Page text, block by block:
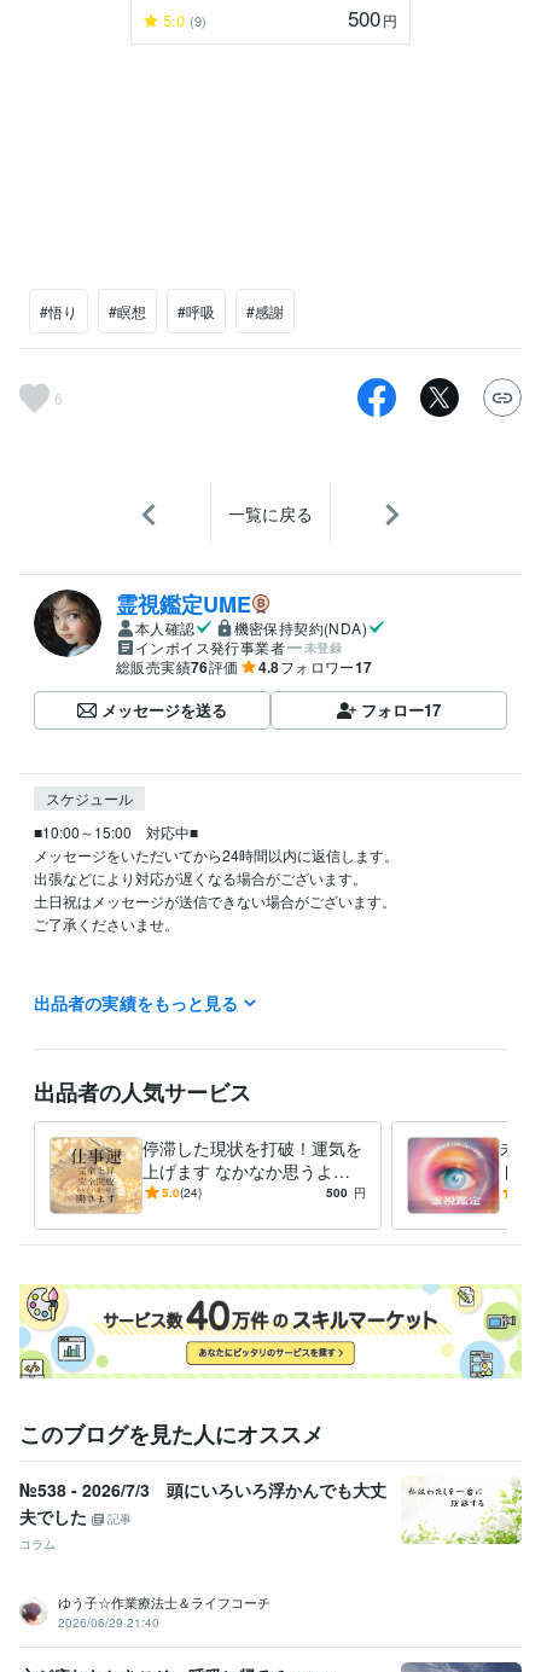
5.0 (9) 500円
#悟り #瞑想 #呼吸 #感謝
6
一覧に戻る
霊視鑑定UME
本人確認
機密保持契約(NDA)
インボイス発行事業者
未登録
総販売実績76評価 4.8フォロワー17
メッセージを送る フォロー17
スケジュール
■10:00～15:00　対応中■
メッセージをいただいてから24時間以内に返信します。
出張などにより対応が遅くなる場合がございます。
土日祝はメッセージが送信できない場合がございます。
ご了承くださいませ。
過去の出来事にしがみつくことを手放して
最高の未来に向かっていこうとしている方を応援しております！
「楽」に楽しく生きてけるようお手伝いをしております。
経験職種
ライフスタイル・その他 / 占い師 経験年数 : 2年
得意分野
占い 未来霊視・縁結び・ヒーリング・浄化・除霊
出品者の実績をもっと見る
出品者の人気サービス
停滞した現状を打破！運気を
上げます なかなか思うよう
に進まない流れを変えるセッ
5.0(24) 500 円
未来
ド
霊視
このブログを見た人にオススメ
№538 - 2026/7/3 頭にいろいろ浮かんでも大丈
夫でした
記事
コラム
ゆう子☆作業療法士＆ライフコーチ
2026/06/29 21:40